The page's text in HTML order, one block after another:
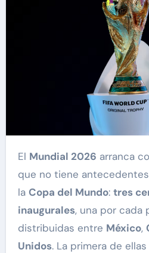
El Mundial 2026 arranca
que no tiene
la Copa del Mundo: tres
inaugurales, una por cada
distribuidas entre México,
Unidos. La primera de